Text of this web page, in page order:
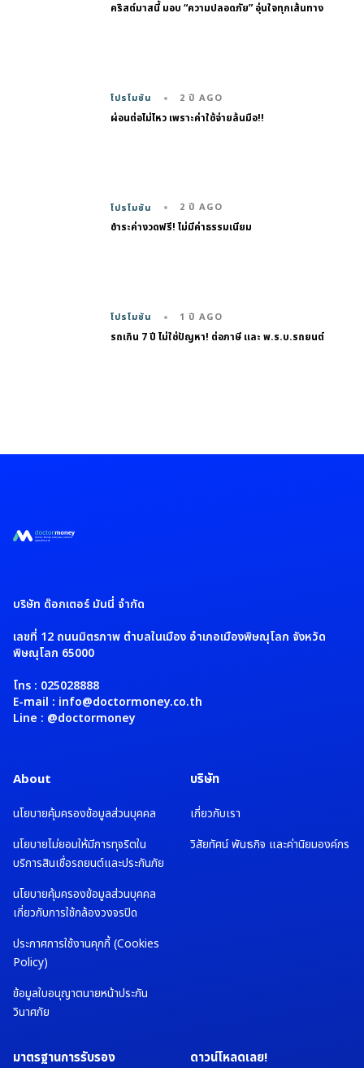
คริสต์มาสนี้ มอบ “ความปลอดภัย” อุ่นใจทุกเส้นทาง
โปรโมชัน 2 ปี AGO
ผ่อนต่อไม่ไหว เพราะค่าใช้จ่ายล้นมือ!!
โปรโมชัน 2 ปี AGO
ชำระค่างวดฟรี! ไม่มีค่าธรรมเนียม
โปรโมชัน 1 ปี AGO
รถเกิน 7 ปี ไม่ใช่ปัญหา! ต่อภาษี และ พ.ร.บ.รถยนต์
บริษัท ด๊อกเตอร์ มันนี่ จำกัด
เลขที่ 12 ถนนมิตรภาพ ตำบลในเมือง อำเภอเมืองพิษณุโลก จังหวัด
พิษณุโลก 65000
โทร : 025028888
E-mail : info@doctormoney.co.th
Line : @doctormoney
About
นโยบายคุ้มครองข้อมูลส่วนบุคคล
นโยบายไม่ยอมให้มีการทุจริตใน
บริการสินเชื่อรถยนต์และประกันภัย
นโยบายคุ้มครองข้อมูลส่วนบุคคล
เกี่ยวกับการใช้กล้องวงจรปิด
ประกาศการใช้งานคุกกี้ (Cookies
Policy)
ข้อมูลใบอนุญาตนายหน้าประกัน
วินาศภัย
บริษัท
เกี่ยวกับเรา
วิสัยทัศน์ พันธกิจ และค่านิยมองค์กร
มาตรฐานการรับรอง ดาวน์โหลดเลย!